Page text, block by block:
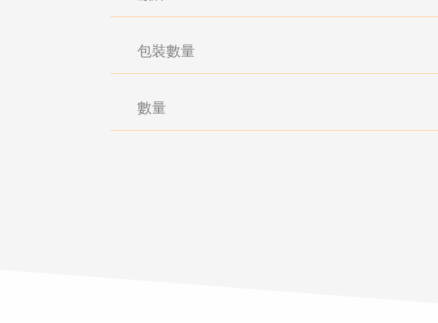
包裝數量
數量